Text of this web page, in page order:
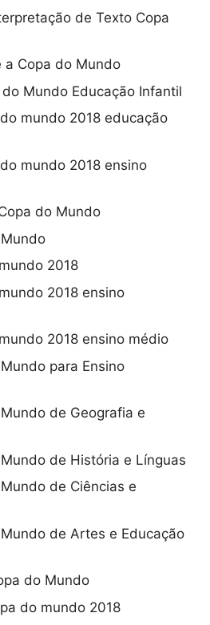
de Texto Copa
Copa do Mundo
Mundo Educação Infantil
mundo 2018 educação
mundo 2018 ensino
do Mundo
2018
2018 ensino
2018 ensino médio
para Ensino
de Geografia e
de História e Línguas
de Ciências e
de Artes e Educação
do Mundo
do mundo 2018